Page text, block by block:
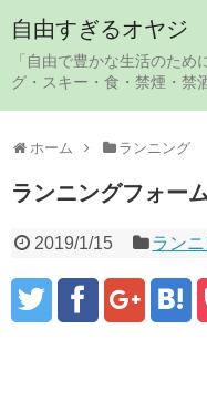
自由すぎるオヤジ
「自由で豊かな生活のた
グ・スキー・食・禁煙・禁
ホーム ランニング
ランニングフォー
2019/1/15 ラン